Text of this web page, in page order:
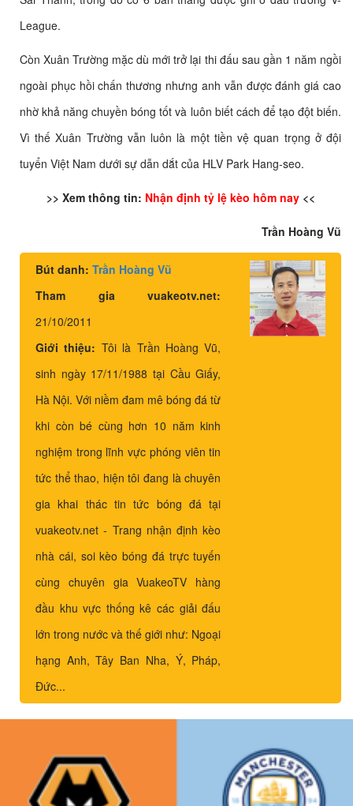
League.
Còn Xuân Trường mặc dù mới trở lại thi đấu sau gần 1 năm ngồi
ngoài phục hồi chấn thương nhưng anh vẫn được đánh giá cao
nhờ khả năng chuyền bóng tốt và luôn biết cách để tạo đột biến.
Vì thế Xuân Trường vẫn luôn là một tiền vệ quan trọng ở đội
tuyển Việt Nam dưới sự dẫn dắt của HLV Park Hang-seo.
>> Xem thông tin: Nhận định tỷ lệ kèo hôm nay<<
Trần Hoàng Vũ
Bút danh: Trần Hoàng Vũ
Tham gia vuakeotv.net:
21/10/2011
Giới thiệu: Tôi là Trần Hoàng Vũ,
sinh ngày 17/11/1988 tại Cầu Giấy,
Hà Nội. Với niềm đam mê bóng đá từ
khi còn bé cùng hơn 10 năm kinh
nghiệm trong lĩnh vực phóng viên tin
tức thể thao, hiện tôi đang là chuyên
gia khai thác tin tức bóng đá tại
vuakeotv.net - Trang nhận định kèo
nhà cái, soi kèo bóng đá trực tuyến
cùng chuyên gia VuakeoTV hàng
đầu khu vực thống kê các giải đấu
lớn trong nước và thế giới như: Ngoại
hạng Anh, Tây Ban Nha, Ý, Pháp,
Đức...